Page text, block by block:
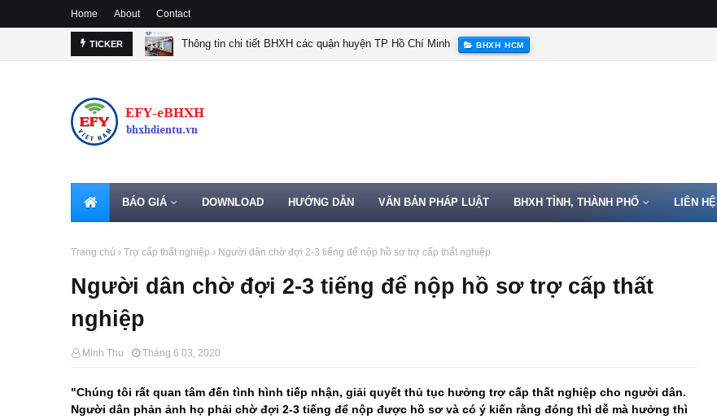
Home About Contact
TICKER Thông tin chi tiết BHXH các quận huyện TP Hồ Chí Minh BHXH HCM
BÁO GIÁ DOWNLOAD HƯỚNG DẪN VĂN BẢN PHÁP LUẬT BHXH TỈNH, THÀNH PHỐ LIÊN HỆ
Trang chủ Trợ cấp thất nghiệp Người dân chờ đợi 2-3 tiếng để nộp hồ sơ trợ cấp thất nghiệp
Người dân chờ đợi 2-3 tiếng để nộp hồ sơ trợ cấp thất
nghiệp
Minh Thu Tháng 6 03, 2020
"Chúng tôi rất quan tâm đến tình hình tiếp nhận, giải quyết thủ tục hưởng trợ cấp thất nghiệp cho người dân.
Người dân phản ảnh họ phải chờ đợi 2-3 tiếng để nộp được hồ sơ và có ý kiến rằng đóng thì dễ mà hưởng thì